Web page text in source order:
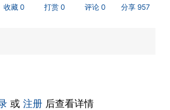
收藏0 打赏 0 评论 0 分享 957
或 注册 后查看详情